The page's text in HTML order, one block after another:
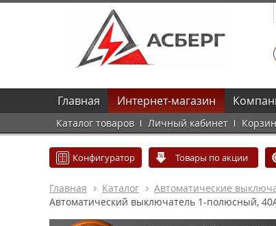
Главная Интернет-магазин
Каталог товаров Личный кабинет
Конфигуратор Товары по акции
Главная Каталог Автоматические
Автоматический выключатель 1-полюсный,